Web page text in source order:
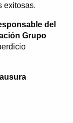
exitosas.
del
Grupo